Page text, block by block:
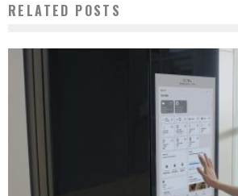
RELATED POSTS